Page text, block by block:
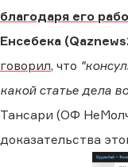
благодаря его
Енсебека
говорил, что
какой статье дела
Тансари (ОФ
доказательства